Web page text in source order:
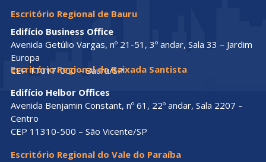
Escritório Regional de Bauru
Edifício Business Office
Avenida Getúlio Vargas, nº 21-51, 3º andar, Sala 33 – Jardim
Europa
CEP 17017-000 – Bauru/SP
Escritório Regional da Baixada Santista
Edifício Helbor Offices
Avenida Benjamin Constant, nº 61, 22º andar, Sala 2207 –
Centro
CEP 11310-500 – São Vicente/SP
Escritório Regional do Vale do Paraíba